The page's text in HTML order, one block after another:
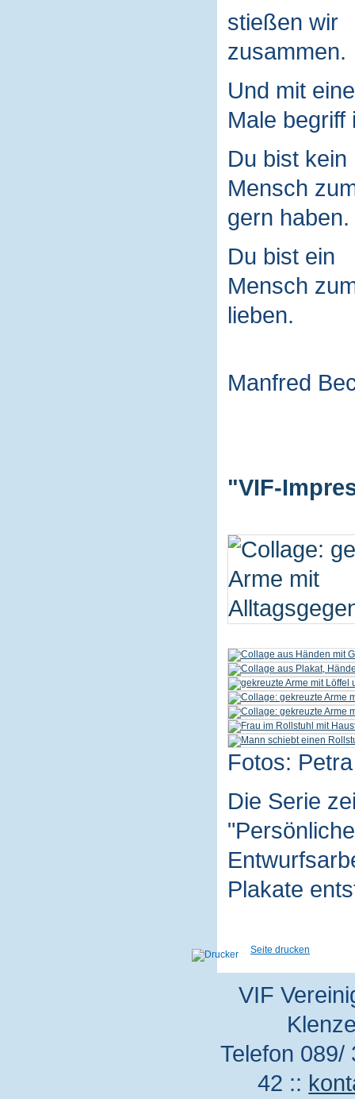
stießen wir
zusammen.
Und mit
Male begriff
Du bist kein
Mensch
gern haben.
Du bist ein
Mensch
lieben.
Manfred
"VIF-
Fotos:
Die Serie
Plakate
Seite drucken
VIF
Telefon
42 ::